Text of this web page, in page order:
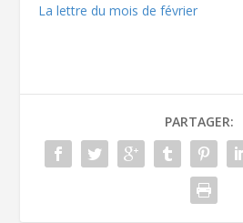
La lettre du mois de février
PARTAGER: